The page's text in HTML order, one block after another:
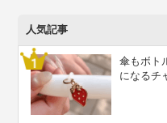
人気記事
傘もボト
になるチ